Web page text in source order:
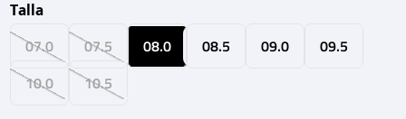
Talla
07.0 07.5 08.0 08.5 09.0
09.5
10.0
10.5